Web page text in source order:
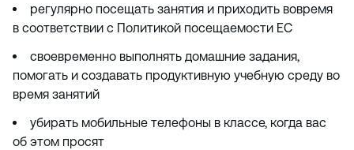
регулярно посещать занятия и приходить вовремя
в соответствии с Политикой посещаемости EC
своевременно выполнять домашние задания,
помогать и создавать продуктивную учебную среду во
время занятий
убирать мобильные телефоны в классе, когда вас
об этом просят